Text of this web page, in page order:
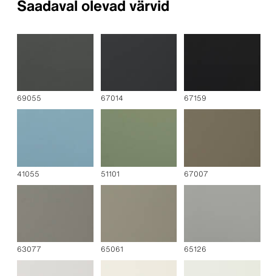
Saadaval olevad värvid
69055 67014 67159
41055 51101 67007
63077 65061 65126